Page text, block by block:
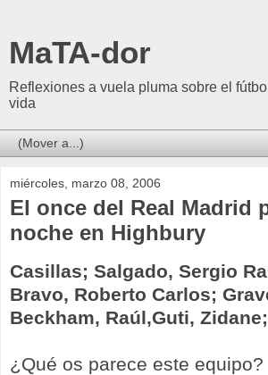
MaTA-dor
Reflexiones a vuela pluma sobre el
vida
miércoles, marzo 08, 2006
El once del Real Madrid
noche en Highbury
Casillas; Salgado, Sergio
Bravo, Roberto Carlos;
Beckham, Raúl,Guti,
¿Qué os parece este equipo?